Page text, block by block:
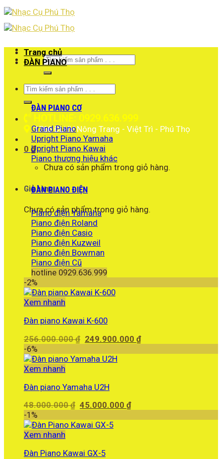
Skip
content
Tìm
kiếm:
Tìm
kiếm:
HOTLINE: 0929.636.999
1766 ĐLHV Nông Trang - Việt Trì - Phú Thọ
0 ₫
Chưa có sản phẩm trong giỏ hàng.
Giỏ hàng
Chưa có sản phẩm trong giỏ hàng.
Trang chủ
ĐÀN PIANO
ĐÀN PIANO CƠ
Grand Piano
Upright Piano Yamaha
Upright Piano Kawai
Piano thương hiệu khác
ĐÀN PIANO ĐIỆN
Piano điện Yamaha
Piano điện Roland
Piano điện Casio
Piano điện Kuzweil
Piano điện Bowman
Piano điện Cũ
hotline 0929.636.999
-2%
Xem nhanh
Đàn piano Kawai K-600
256.000.000₫ Giá
là:
249.900.000₫Giá
-6%
Xem nhanh
Đàn piano Yamaha U2H
48.000.000₫ Giá
là:
45.000.000₫Giá
-1%
Xem nhanh
Đàn Piano Kawai GX-5